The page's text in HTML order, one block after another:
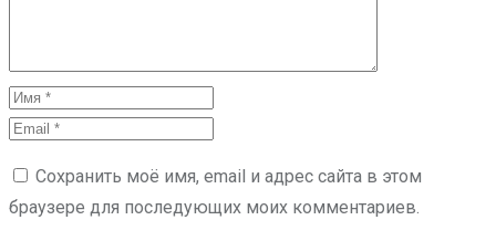
Сохранить моё имя, email и адрес сайта в этом
браузере для последующих моих комментариев.